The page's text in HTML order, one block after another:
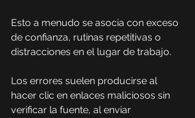
Esto a menudo se asocia con exceso
de confianza, rutinas repetitivas o
distracciones en el lugar de trabajo.
Los errores suelen producirse al
hacer clic en enlaces maliciosos sin
verificar la fuente, al enviar